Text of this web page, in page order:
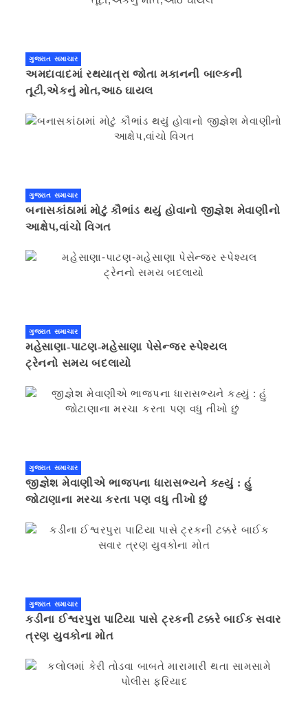
ગુજરાત સમાચાર
અમદાવાદમાં રથયાત્રા જોતા મકાનની બાલ્કની
તૂટી,એકનું મોત,આઠ ઘાયલ
ગુજરાત સમાચાર
બનાસકાંઠામાં મોટું કૌભાંડ થયું હોવાનો જીજ્ઞેશ મેવાણીનો
આક્ષેપ,વાંચો વિગત
ગુજરાત સમાચાર
મહેસાણા-પાટણ-મહેસાણા પેસેન્જર સ્પેશ્યલ
ટ્રેનનો સમય બદલાયો
ગુજરાત સમાચાર
જીજ્ઞેશ મેવાણીએ ભાજપના ધારાસભ્યને કહ્યું : હું
જોટાણાના મરચા કરતા પણ વધુ તીખો છું
ગુજરાત સમાચાર
કડીના ઈશ્વરપુરા પાટિયા પાસે ટ્રકની ટક્કરે બાઈક સવાર
ત્રણ યુવકોના મોત